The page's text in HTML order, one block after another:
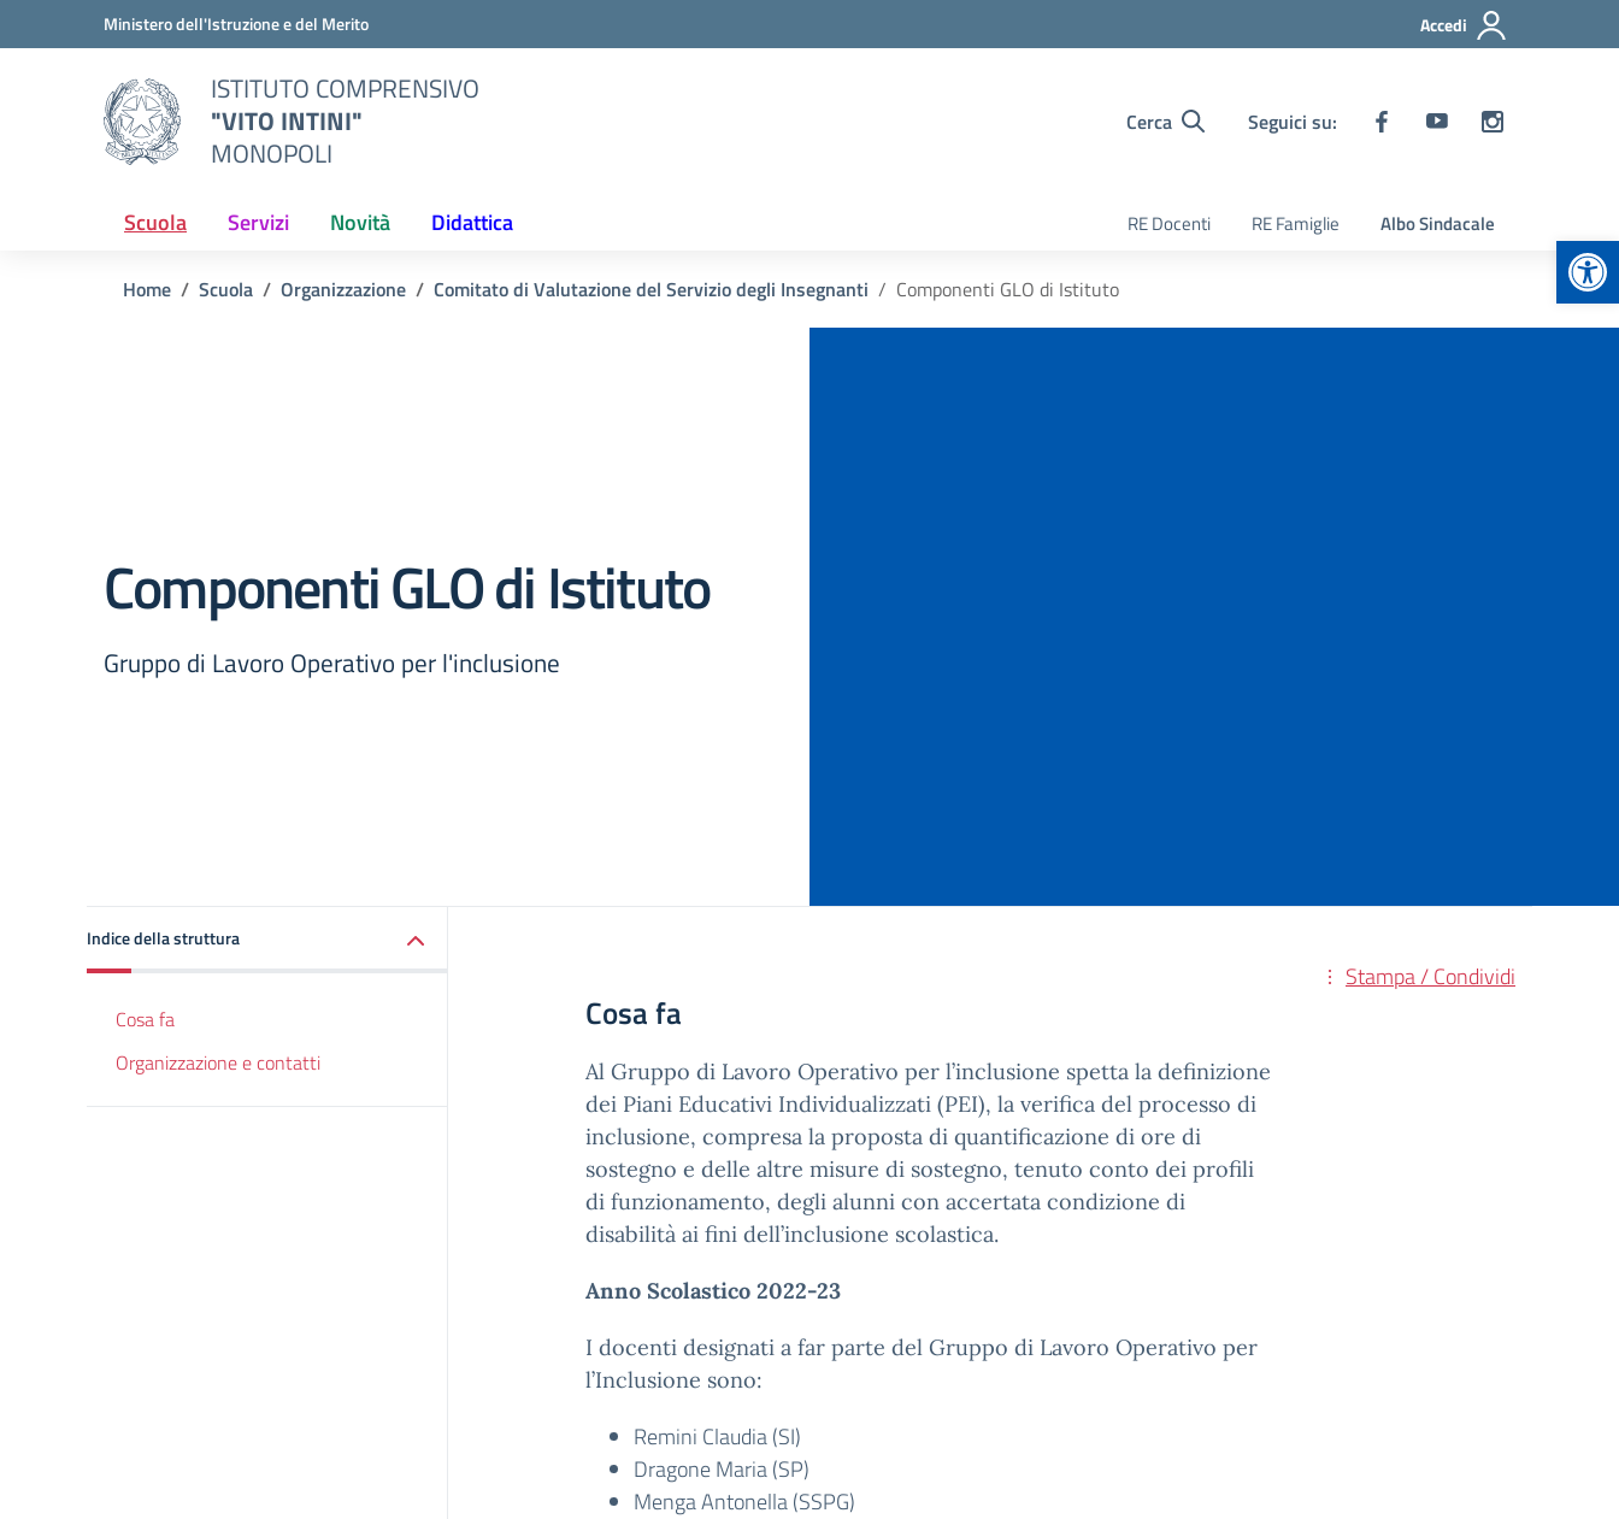
Vai ai contenuti
Vai al menu di navigazioneMinistero dell'Istruzione e del Merito Accedi
ISTITUTO COMPRENSIVO
"VITO INTINI"
MONOPOLI
Cerca Seguici su:
Scuola Servizi Novità Didattica RE Docenti RE Famiglie Albo Sindacale
Home Scuola Organizzazione Comitato di Valutazione del Servizio degli Insegnanti Componenti GLO di Istituto
Componenti GLO di Istituto
Gruppo di Lavoro Operativo per l'inclusione
Indice della struttura
Cosa fa
Organizzazione e contatti
Stampa / Condividi
Cosa fa
Al Gruppo di Lavoro Operativo per l’inclusione spetta la definizione
dei Piani Educativi Individualizzati (PEI), la verifica del processo di
inclusione, compresa la proposta di quantificazione di ore di
sostegno e delle altre misure di sostegno, tenuto conto dei profili
di funzionamento, degli alunni con accertata condizione di
disabilità ai fini dell’inclusione scolastica.
Anno Scolastico 2022-23
I docenti designati a far parte del Gruppo di Lavoro Operativo per
l’Inclusione sono:
Remini Claudia (SI)
Dragone Maria (SP)
Menga Antonella (SSPG)